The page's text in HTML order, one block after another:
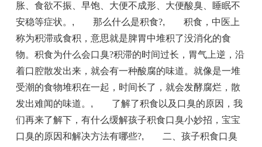
胀、食欲不振、早饱、大便不成形、大便酸臭、睡眠不
安稳等症状。 , 那么什么是积食?, 积食，中医上
称为积滞或食积，意思就是脾胃中堆积了没消化的食
物。积食为什么会口臭?积滞的时间过长，胃气上逆，沿
着口腔散发出来，就会有一种酸腐的味道。就像是一堆
受潮的食物堆积在一起，时间长了，就会发酵腐烂，散
发出难闻的味道。 , 了解了积食以及口臭的原因，我
们再来了解下，有什么缓解孩子积食口臭小妙招，宝宝
口臭的原因和解决方法有哪些?, 二、孩子积食口臭